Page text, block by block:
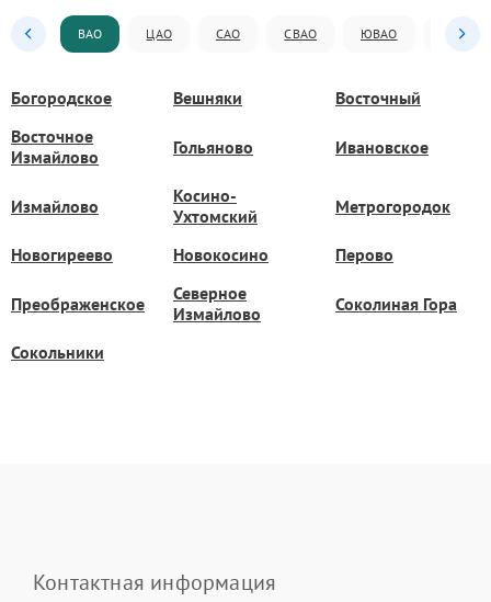
ВАО ЦАО САО СВАО ЮВАО ЮАО
Богородское Вешняки
Восточный
Восточное
Измайлово
Гольяново Ивановское
Измайлово
Косино-
Ухтомский
Метрогородок
Новогиреево Новокосино Перово
Преображенское
Северное
Измайлово
Соколиная Гора
Сокольники
Контактная информация